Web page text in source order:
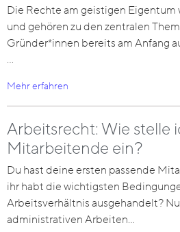
Die Rechte am geistigen
und gehören zu den zentralen
Gründer*innen bereits am Anfang
…
Mehr erfahren
Arbeitsrecht: Wie stelle
Mitarbeitende ein?
Du hast deine ersten passende
ihr habt die wichtigsten
Arbeitsverhältnis ausgehandelt?
administrativen Arbeiten…